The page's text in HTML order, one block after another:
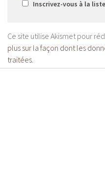
Inscrivez-vous à la
Ce site utilise Akismet pour
plus sur la façon dont les
traitées.